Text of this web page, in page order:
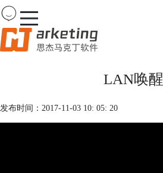
下载
LAN唤醒
发布时间：2017-11-03 10: 05: 20